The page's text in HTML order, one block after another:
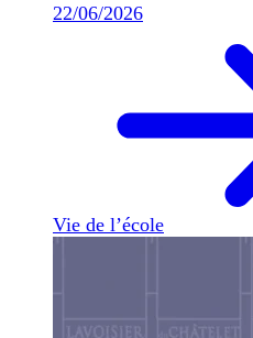
22/06/2026
Vie de l’école